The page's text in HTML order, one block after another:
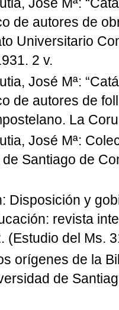
José Mª:
de autores de
Universitario
2 v.
José Mª:
de autores de
La
José Mª:
Santiago de
Disposición y
revista
(Estudio del Ms.
orígenes de la
de